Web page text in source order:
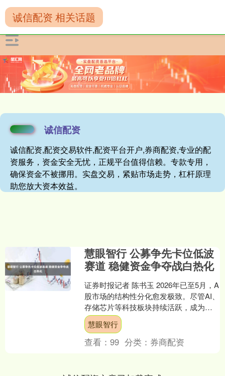
诚信配资
诚信配资,配资交易软件,配资平台开户,券商配资,专业的配
资服务，资金安全无忧，正规平台值得信赖。专款专用，
确保资金不被挪用。实盘交易，紧贴市场走势，杠杆原理
助您放大资本效益。
诚信配资 相关话题
慧眼智行 公募争先卡位低波
赛道 稳健资金争夺战白热化
证券时报记者 陈书玉 2026年已至5月，A
股市场的结构性分化愈发极致。尽管AI、
存储芯片等科技板块持续活跃，成为少
数资金的狂欢盛宴，但更多板块则陷入
宽幅震荡。....
慧眼智行
查看：99 分类： 券商配资